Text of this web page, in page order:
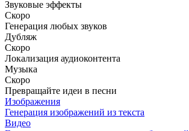
Звуковые эффекты
Скоро
Генерация любых звуков
Дубляж
Скоро
Локализация аудиоконтента
Музыка
Скоро
Превращайте идеи в песни
Изображения
Генерация изображений из текста
Видео